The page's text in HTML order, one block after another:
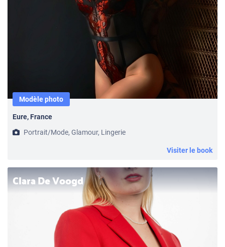
Modèle photo
Eure, France
Portrait/Mode, Glamour, Lingerie
Visiter le book
Clara De Voogd